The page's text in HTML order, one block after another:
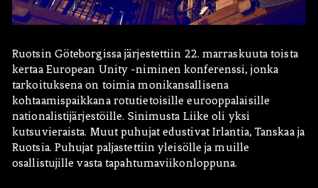
Hae:
Ruotsin Göteborgissa järjestettiin 22. marraskuuta toista
kertaa European Unity -niminen konferenssi, jonka
tarkoituksena on toimia monikansallisena
kohtaamispaikkana rotutietoisille eurooppalaisille
nationalistijärjestöille. Sinimusta Liike oli yksi
kutsuvieraista. Muut puhujat edustivat Irlantia, Tanskaa ja
Ruotsia. Puhujat paljastettiin yleisölle ja muille
osallistujille vasta tapahtumaviikonloppuna.